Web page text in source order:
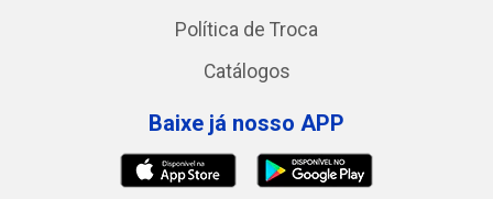
Política de Troca
Catálogos
Baixe já nosso APP